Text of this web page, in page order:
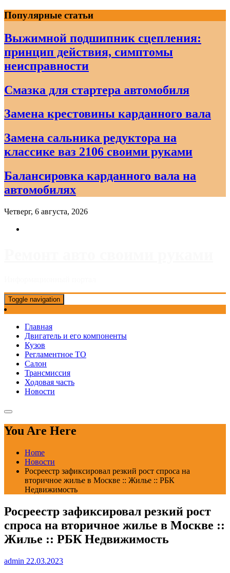
Skip
to
content
Популярные статьи
Выжимной подшипник сцепления:
принцип действия, симптомы
неисправности
Смазка для стартера автомобиля
Замена крестовины карданного вала
Замена сальника редуктора на
классике ваз 2106 своими руками
Балансировка карданного вала на
автомобилях
Четверг, 6 августа, 2026
Toggle navigation
Главная
Двигатель и его компоненты
Кузов
Регламентное ТО
Салон
Трансмиссия
Ходовая часть
Новости
You Are Here
Home
Новости
Росреестр зафиксировал резкий рост спроса на
вторичное жилье в Москве :: Жилье :: РБК
Недвижимость
Росреестр зафиксировал резкий рост
спроса на вторичное жилье в Москве ::
Жилье :: РБК Недвижимость
admin 22.03.2023